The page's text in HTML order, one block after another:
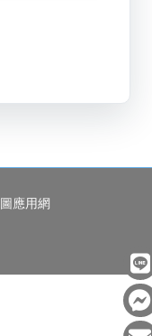
L
i
n
e
F
a
c
e
n
v
e
應用網